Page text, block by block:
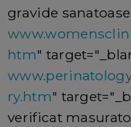
gravide
htm"
ry.htm"
verificat